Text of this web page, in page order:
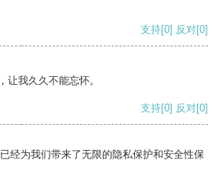
支持[0] 反对[0]
让我久久不能忘怀。
支持[0] 反对[0]
经为我们带来了无限的隐私保护和安全性保